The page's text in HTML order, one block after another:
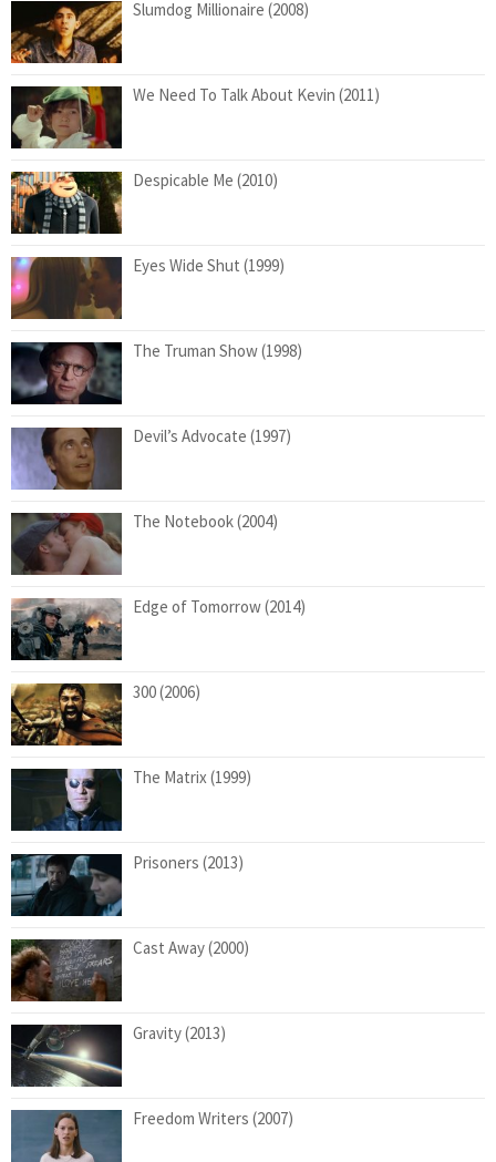
Slumdog Millionaire (2008)
We Need To Talk About Kevin (2011)
Despicable Me (2010)
Eyes Wide Shut (1999)
The Truman Show (1998)
Devil’s Advocate (1997)
The Notebook (2004)
Edge of Tomorrow (2014)
300 (2006)
The Matrix (1999)
Prisoners (2013)
Cast Away (2000)
Gravity (2013)
Freedom Writers (2007)